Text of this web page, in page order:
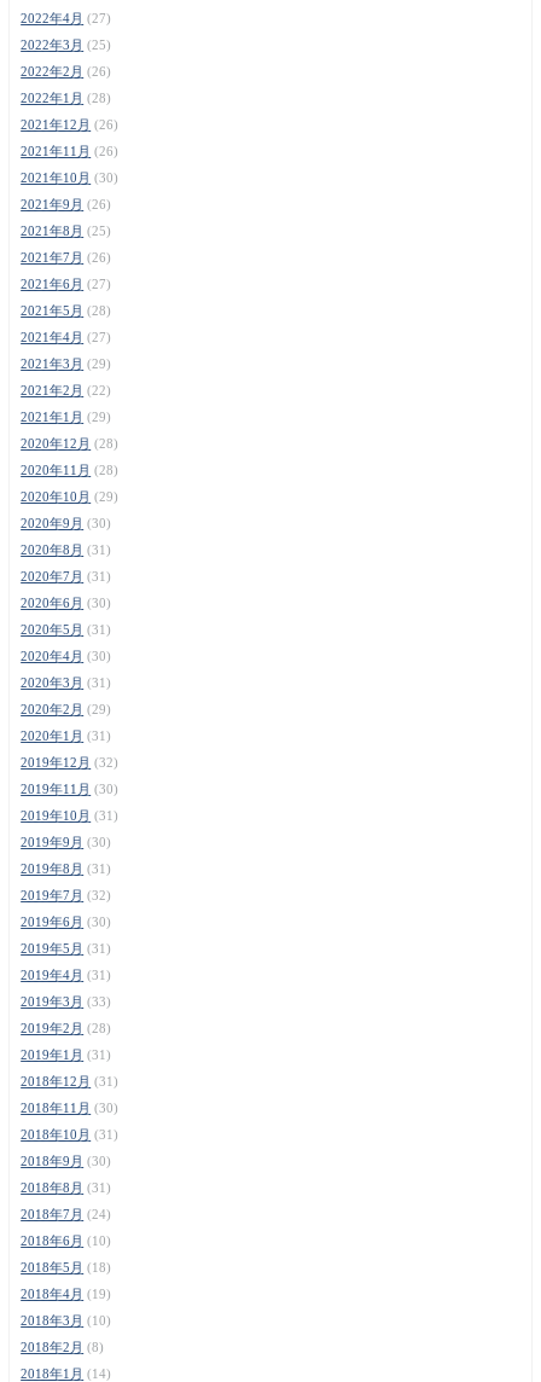
2022年4月 (27)
2022年3月 (25)
2022年2月 (26)
2022年1月 (28)
2021年12月 (26)
2021年11月 (26)
2021年10月 (30)
2021年9月 (26)
2021年8月 (25)
2021年7月 (26)
2021年6月 (27)
2021年5月 (28)
2021年4月 (27)
2021年3月 (29)
2021年2月 (22)
2021年1月 (29)
2020年12月 (28)
2020年11月 (28)
2020年10月 (29)
2020年9月 (30)
2020年8月 (31)
2020年7月 (31)
2020年6月 (30)
2020年5月 (31)
2020年4月 (30)
2020年3月 (31)
2020年2月 (29)
2020年1月 (31)
2019年12月 (32)
2019年11月 (30)
2019年10月 (31)
2019年9月 (30)
2019年8月 (31)
2019年7月 (32)
2019年6月 (30)
2019年5月 (31)
2019年4月 (31)
2019年3月 (33)
2019年2月 (28)
2019年1月 (31)
2018年12月 (31)
2018年11月 (30)
2018年10月 (31)
2018年9月 (30)
2018年8月 (31)
2018年7月 (24)
2018年6月 (10)
2018年5月 (18)
2018年4月 (19)
2018年3月 (10)
2018年2月 (8)
2018年1月 (14)